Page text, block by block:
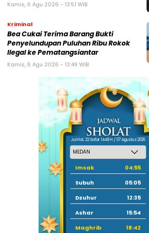
Kamis, 6 Agu 2026 - 13:51 WIB
Kriminal
Bea Cukai Terima Barang Bukti
Penyelundupan Puluhan Ribu Rokok
Ilegal ke Pematangsiantar
Kamis, 6 Agu 2026 - 13:49 WIB
Jum'at, 22 Safar 1448 H / 07 Agustus 2026
Imsak
04:55
Subuh
05:05
Dzuhur
12:35
Ashar
15:54
Maghrib
18:42